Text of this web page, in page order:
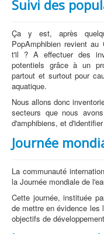
Suivi des
Ça y est, après
PopAmphibien revient
t'il ? A effectuer des
potentiels grâce à un
partout et surtout pour
aquatique.
Nous allons donc
secteurs que nous
d'amphibiens, et
Journée
La communauté
la Journée mondiale de
Cette journée, instituée
de mettre en évidence les
objectifs de